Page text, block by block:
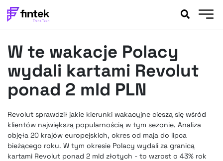
BANKOWOŚĆ
EVENTY
FELIETONY
WYWIADY
PODCASTY
FINTEK EXTRA
OKIEM EKSPERTA
W te wakacje Polacy
wydali kartami Revolut
ponad 2 mld PLN
Revolut sprawdził jakie kierunki wakacyjne cieszą się wśród
klientów największą popularnością w tym sezonie. Analiza
objęła 20 krajów europejskich, okres od maja do lipca
bieżącego roku. W tym okresie Polacy wydali za granicą
kartami Revolut ponad 2 mld złotych - to wzrost o 43% rok